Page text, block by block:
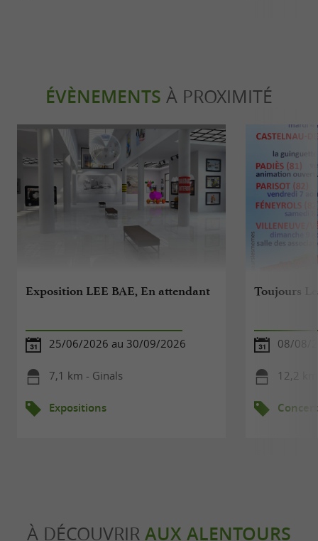
ÉVÈNEMENTS À PROXIMITÉ
Exposition LEE BAE, En attendant
25/06/2026 au 30/09/2026
7,1 km - Ginals
Expositions
Toujours
08/08/
12,2
À DÉCOUVRIR AUX ALENTOURS